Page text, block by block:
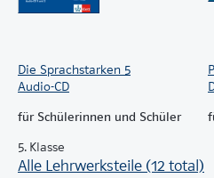
Die Sprachstarken 5
Audio-CD
für Schülerinnen und Schüler
5. Klasse
Alle Lehrwerksteile (12 total)